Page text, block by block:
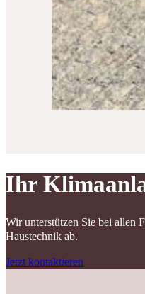
Ihr
Wir unterstützen Sie bei allen
Haustechnik ab.
Jetzt kontaktieren